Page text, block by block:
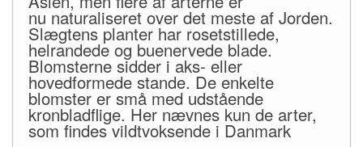
nu naturaliseret over det meste af Jorden.
Slægtens planter har rosetstillede,
helrandede og buenervede blade.
Blomsterne sidder i aks- eller
hovedformede stande. De enkelte
blomster er små med udstående
kronbladflige. Her nævnes kun de arter,
som findes vildtvoksende i Danmark